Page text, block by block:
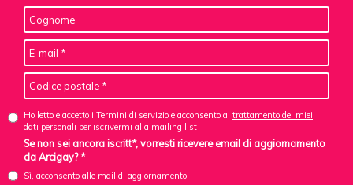
Ho letto e accetto i Termini di servizio e acconsento al trattamento dei miei
dati personali per iscrivermi alla mailing list
Se non sei ancora iscritt*, vorresti ricevere email di aggiornamento
da Arcigay? *
Sì, acconsento alle mail di aggiornamento